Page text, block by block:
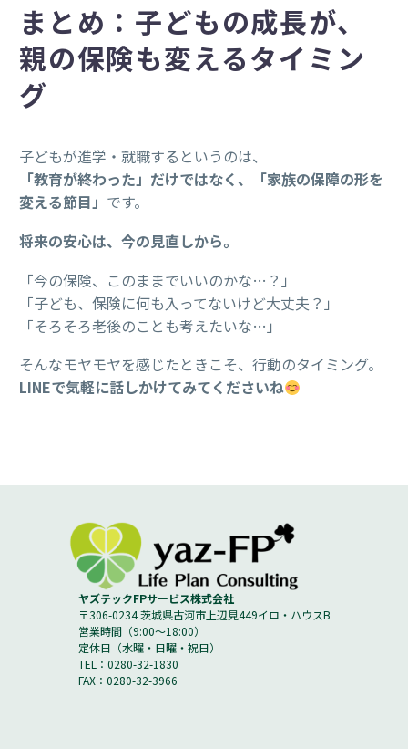
まとめ：子どもの成長が、
親の保険も変えるタイミン
グ
子どもが進学・就職するというのは、
「教育が終わった」だけではなく、「家族の保障の形を
変える節目」 です。
将来の安心は、今の見直しから。
「今の保険、このままでいいのかな…？」
「子ども、保険に何も入ってないけど大丈夫？」
「そろそろ老後のことも考えたいな…」
そんなモヤモヤを感じたときこそ、行動のタイミング。
LINEで気軽に話しかけてみてくださいね
ヤズテックFPサービス株式会社
〒306-0234 茨城県古河市上辺見449イロ・ハウスB
営業時間（9:00～18:00）
定休日（水曜・日曜・祝日）
TEL：0280-32-1830
FAX：0280-32-3966